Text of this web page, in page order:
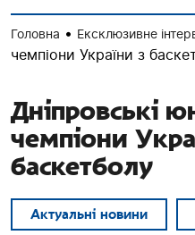
Головна • Ексклюзивне
чемпіони України з
Дніпровські
чемпіони
баскетболу
Актуальні новини